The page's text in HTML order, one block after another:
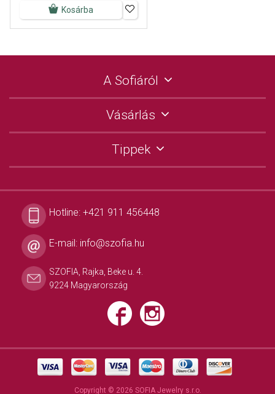
Kosárba
A Sofiáról
Vásárlás
Tippek
Hotline: +421 911 456448
E-mail: info@szofia.hu
SZOFIA, Rajka, Beke u. 4.
9224 Magyarország
Copyright © 2026 SOFIA Jewelry s.r.o.